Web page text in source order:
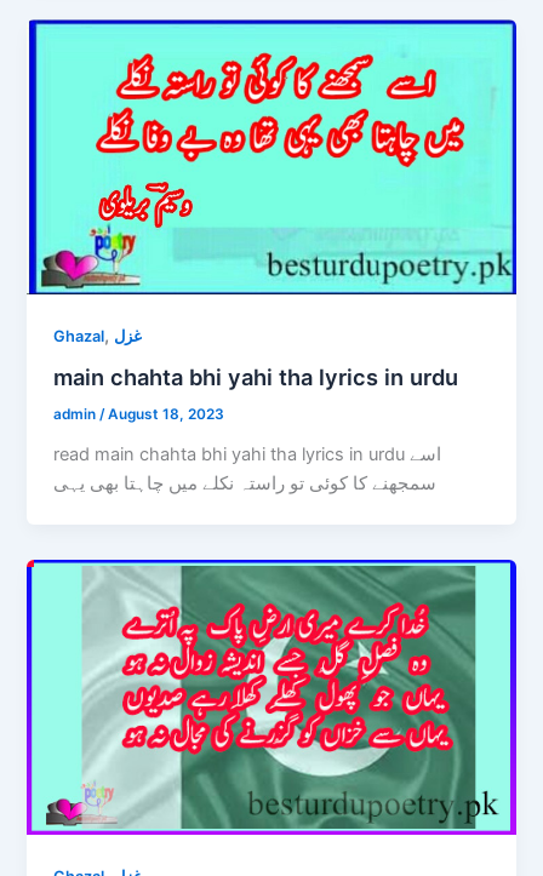
Ghazal, غزل
main chahta bhi yahi tha lyrics in urdu
admin/August 18, 2023
read main chahta bhi yahi tha lyrics in urdu اسے
سمجھنے کا کوئی تو راستہ نکلے میں چاہتا بھی یہی